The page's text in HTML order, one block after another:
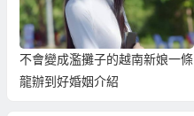
不會變成濫攤子的越南新娘一條
龍辦到好婚姻介紹